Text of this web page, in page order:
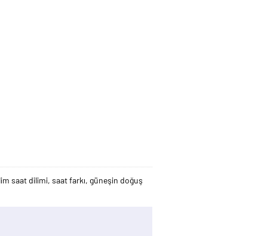
saat dilimi, saat farkı, güneşin doğuş